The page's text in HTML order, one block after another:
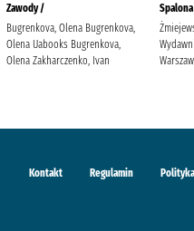
Zawody /
Bugrenkova, Olena Bugrenkova,
Olena Uabooks Bugrenkova,
Olena Zakharczenko, Ivan
Kontakt Regulamin